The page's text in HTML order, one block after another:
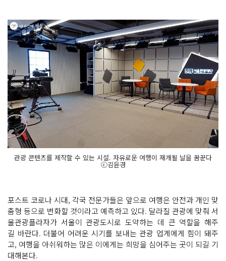
관광 콘텐츠를 제작할 수 있는 시설. 자유로운 여행이 재개될 날을 꿈꾼다
ⓒ김윤경
포스트 코로나 시대, 각국 전문가들은 앞으로 여행은 안전과 개인 맞
춤형 등으로 변화할 것이라고 예측하고 있다. 달라질 관광에 맞춰 서
울관광플라자가 서울이 관광도시로 도약하는 데 큰 역할을 해주
길 바란다. 더불어 어려운 시기를 보내는 관광 업계에게 힘이 돼주
고, 여행을 아쉬워하는 많은 이에게는 희망을 심어주는 곳이 되길 기
대해본다.